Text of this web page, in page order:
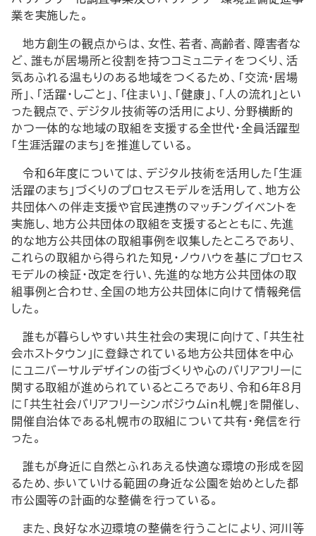
業を実施した。
地方創生の観点からは、女性、若者、高齢者、障害者な
ど、誰もが居場所と役割を持つコミュニティをつくり、活
気あふれる温もりのある地域をつくるため、「交流・居場
所」、「活躍・しごと」、「住まい」、「健康」、「人の流れ」とい
った観点で、デジタル技術等の活用により、分野横断的
かつ一体的な地域の取組を支援する全世代・全員活躍型
「生涯活躍のまち」を推進している。
令和6年度については、デジタル技術を活用した「生涯
活躍のまち」づくりのプロセスモデルを活用して、地方公
共団体への伴走支援や官民連携のマッチングイベントを
実施し、地方公共団体の取組を支援するとともに、先進
的な地方公共団体の取組事例を収集したところであり、
これらの取組から得られた知見・ノウハウを基にプロセス
モデルの検証・改定を行い、先進的な地方公共団体の取
組事例と合わせ、全国の地方公共団体に向けて情報発信
した。
誰もが暮らしやすい共生社会の実現に向けて、「共生社
会ホストタウン」に登録されている地方公共団体を中心
にユニバーサルデザインの街づくりや心のバリアフリーに
関する取組が進められているところであり、令和6年8月
に「共生社会バリアフリーシンポジウムin札幌」を開催し、
開催自治体である札幌市の取組について共有・発信を行
った。
誰もが身近に自然とふれあえる快適な環境の形成を図
るため、歩いていける範囲の身近な公園を始めとした都
市公園等の計画的な整備を行っている。
また、良好な水辺環境の整備を行うことにより、河川等